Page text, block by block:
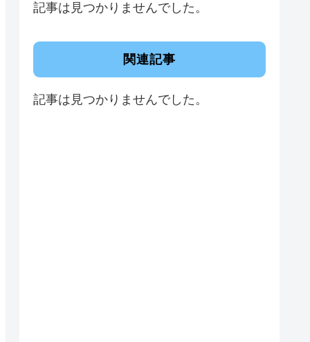
記事は見つかりませんでした。
関連記事
記事は見つかりませんでした。